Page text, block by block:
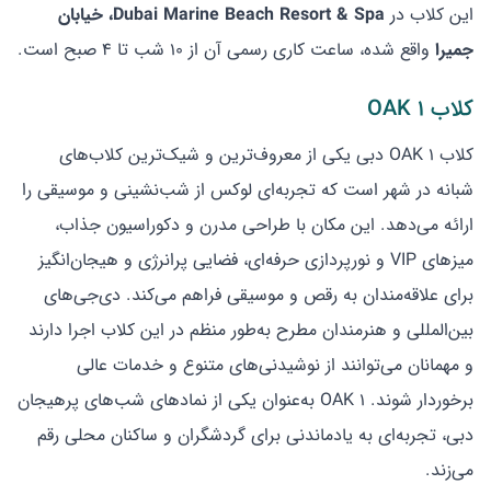
این کلاب در
Dubai Marine Beach Resort & Spa، خیابان
جمیرا واقع شده، ساعت کاری رسمی آن از ۱۰ شب تا ۴ صبح است.
کلاب 1 OAK
کلاب 1 OAK دبی یکی از معروف‌ترین و شیک‌ترین کلاب‌های
شبانه در شهر است که تجربه‌ای لوکس از شب‌نشینی و موسیقی را
ارائه می‌دهد. این مکان با طراحی مدرن و دکوراسیون جذاب،
میزهای VIP و نورپردازی حرفه‌ای، فضایی پرانرژی و هیجان‌انگیز
برای علاقه‌مندان به رقص و موسیقی فراهم می‌کند. دی‌جی‌های
بین‌المللی و هنرمندان مطرح به‌طور منظم در این کلاب اجرا دارند
و مهمانان می‌توانند از نوشیدنی‌های متنوع و خدمات عالی
برخوردار شوند. 1 OAK به‌عنوان یکی از نمادهای شب‌های پرهیجان
دبی، تجربه‌ای به یادماندنی برای گردشگران و ساکنان محلی رقم
می‌زند.